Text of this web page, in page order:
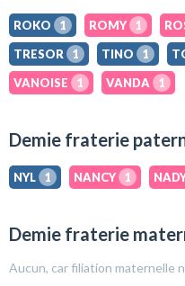
ROKO 1 ROMY 1
TRESOR
1 TINO 1
VANOISE
1 VANDA 1
Demie fraterie
NYL 1 NANCY 1
Demie fraterie
Aucun, car filiation maternelle